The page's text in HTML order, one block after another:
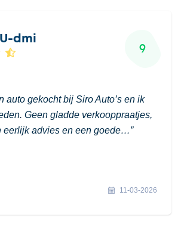
dmi
9
auto gekocht bij Siro Auto’s en ik
Geen gladde verkooppraatjes,
eerlijk advies en een goede…
11-03-2026